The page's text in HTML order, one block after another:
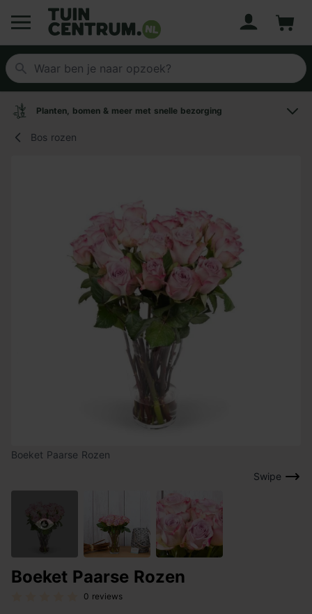
Logo Tuincentrum.nl
Planten, bomen & meer met snelle bezorging
Bos rozen
Swipe
Boeket Paarse Rozen
Boeket Paarse Rozen
0 reviews